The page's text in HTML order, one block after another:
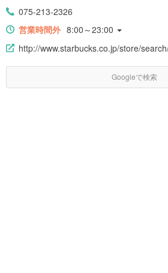
075-213-2326
営業時間外 8:00～23:00
http://www.starbucks.co.jp/store/
Googleで検索